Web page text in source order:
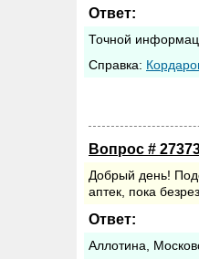
Ответ:
Точной
Cправка:
Вопрос #
Добрый день!
аптек, пока
Ответ:
Аллотина,